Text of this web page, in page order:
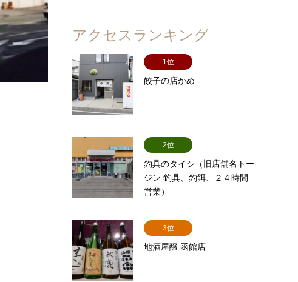
アクセスランキング
1位
餃子の店かめ
2位
釣具のタイシ（旧店舗名トー
ジン 釣具、釣餌、２４時間
営業）
3位
地酒屋醸 函館店